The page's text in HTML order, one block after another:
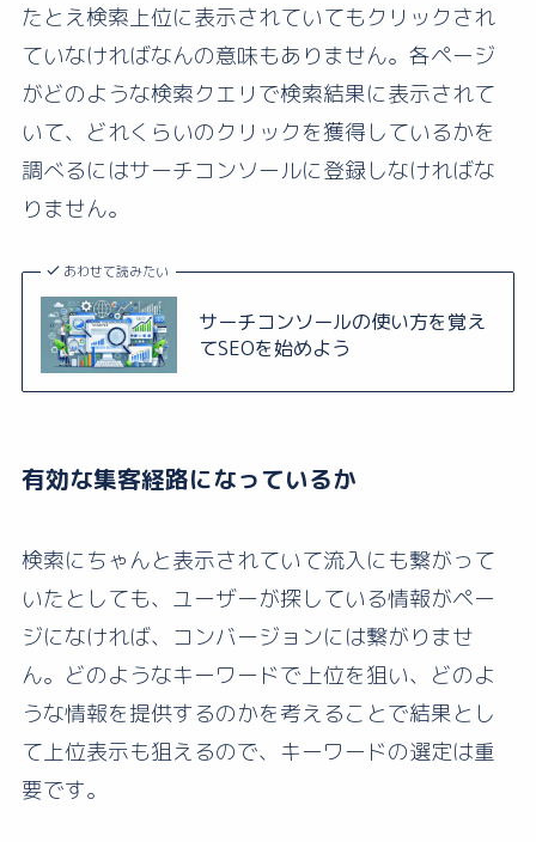
たとえ検索上位に表示されていてもクリックされ
ていなければなんの意味もありません。各ページ
がどのような検索クエリで検索結果に表示されて
いて、どれくらいのクリックを獲得しているかを
調べるにはサーチコンソールに登録しなければな
りません。
あわせて読みたい
サーチコンソールの使い方を覚え
てSEOを始めよう
有効な集客経路になっているか
検索にちゃんと表示されていて流入にも繋がって
いたとしても、ユーザーが探している情報がペー
ジになければ、コンバージョンには繋がりませ
ん。どのようなキーワードで上位を狙い、どのよ
うな情報を提供するのかを考えることで結果とし
て上位表示も狙えるので、キーワードの選定は重
要です。